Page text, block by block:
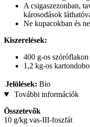
A csigaszezonban,
károsodások
Ne kupacokban és
Kiszerelések:
400 g-os szóróflakon
1,2 kg-os
Jelölések: Bio
További információk
Összetevők
10 g/kg vas-III-foszfát